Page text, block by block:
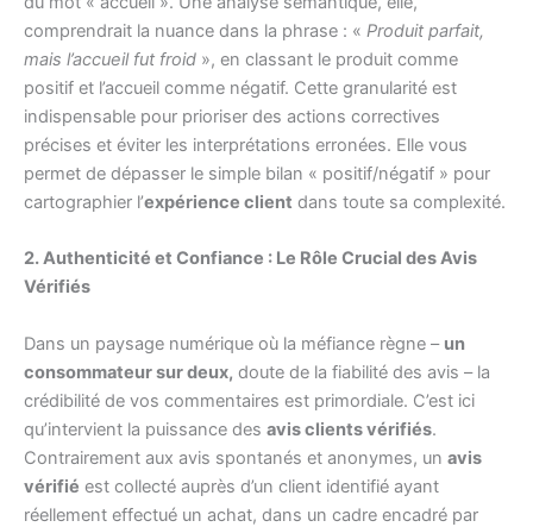
comprendrait la nuance dans la phrase : « Produit parfait,
mais l’accueil fut froid », en classant le produit comme
positif et l’accueil comme négatif. Cette granularité est
indispensable pour prioriser des actions correctives
précises et éviter les interprétations erronées. Elle vous
permet de dépasser le simple bilan « positif/négatif » pour
cartographier l’expérience client dans toute sa complexité.
2. Authenticité et Confiance : Le Rôle Crucial des Avis
Vérifiés
Dans un paysage numérique où la méfiance règne – un
consommateur sur deux, doute de la fiabilité des avis – la
crédibilité de vos commentaires est primordiale. C’est ici
qu’intervient la puissance des avis clients vérifiés.
Contrairement aux avis spontanés et anonymes, un avis
vérifié est collecté auprès d’un client identifié ayant
réellement effectué un achat, dans un cadre encadré par